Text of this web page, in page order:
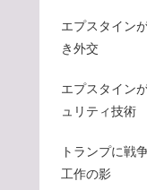
エプスタイン
き外交
エプスタイン
ュリティ技術
トランプに戦
工作の影